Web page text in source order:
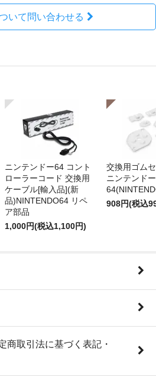
いて問い合わせる
ニンテンドー64 コント
ローラーコード 交換用
ケーブル[輸入品](新
品)NINTENDO64 リペ
ア部品
1,000円(税込1,100円)
交換用ゴム
ニンテンドー
908円(税込
商取引法に基づく表記・